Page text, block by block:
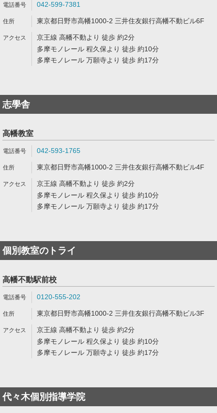
042-599-7381
東京都日野市高幡1000-2 三井住友銀行高幡不動ビル6F
京王線 高幡不動より 徒歩 約2分
多摩モノレール 程久保より 徒歩 約10分
多摩モノレール 万願寺より 徒歩 約17分
志學舎
高幡教室
042-593-1765
東京都日野市高幡1000-2 三井住友銀行高幡不動ビル4F
京王線 高幡不動より 徒歩 約2分
多摩モノレール 程久保より 徒歩 約10分
多摩モノレール 万願寺より 徒歩 約17分
個別教室のトライ
高幡不動駅前校
0120-555-202
東京都日野市高幡1000-2 三井住友銀行高幡不動ビル3F
京王線 高幡不動より 徒歩 約2分
多摩モノレール 程久保より 徒歩 約10分
多摩モノレール 万願寺より 徒歩 約17分
代々木個別指導学院